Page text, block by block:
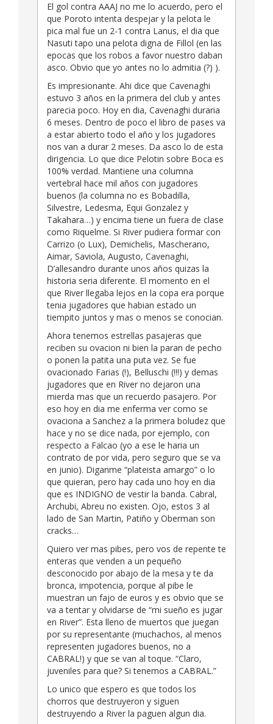
El gol contra AAAJ no me lo acuerdo, pero el
que Poroto intenta despejar y la pelota le
pica mal fue un 2-1 contra Lanus, el dia que
Nasuti tapo una pelota digna de Fillol (en las
epocas que los robos a favor nuestro daban
asco. Obvio que yo antes no lo admitia (?) ).
Es impresionante. Ahi dice que Cavenaghi
estuvo 3 años en la primera del club y antes
parecia poco. Hoy en dia, Cavenaghi duraria
6 meses. Dentro de poco el libro de pases va
a estar abierto todo el año y los jugadores
nos van a durar 2 meses. Da asco lo de esta
dirigencia. Lo que dice Pelotin sobre Boca es
100% verdad. Mantiene una columna
vertebral hace mil años con jugadores
buenos (la columna no es Bobadilla,
Silvestre, Ledesma, Equi Gonzalez y
Takahara…) y encima tiene un fuera de clase
como Riquelme. Si River pudiera formar con
Carrizo (o Lux), Demichelis, Mascherano,
Aimar, Saviola, Augusto, Cavenaghi,
D’allesandro durante unos años quizas la
historia seria diferente. El momento en el
que River llegaba lejos en la copa era porque
tenia jugadores que habian estado un
tiempito juntos y mas o menos se conocian.
Ahora tenemos estrellas pasajeras que
reciben su ovacion ni bien la paran de pecho
o ponen la patita una puta vez. Se fue
ovacionado Farias (!), Belluschi (!!!) y demas
jugadores que en River no dejaron una
mierda mas que un recuerdo pasajero. Por
eso hoy en dia me enferma ver como se
ovaciona a Sanchez a la primera boludez que
hace y no se dice nada, por ejemplo, con
respecto a Falcao (yo a ese le haria un
contrato de por vida, pero seguro que se va
en junio). Diganme “plateista amargo” o lo
que quieran, pero hay cada uno hoy en dia
que es INDIGNO de vestir la banda. Cabral,
Archubi, Abreu no existen. Ojo, estos 3 al
lado de San Martin, Patiño y Oberman son
cracks…
Quiero ver mas pibes, pero vos de repente te
enteras que venden a un pequeño
desconocido por abajo de la mesa y te da
bronca, impotencia, porque al pibe le
muestran un fajo de euros y es obvio que se
va a tentar y olvidarse de “mi sueño es jugar
en River”. Esta lleno de muertos que juegan
por su representante (muchachos, al menos
representen jugadores buenos, no a
CABRAL!) y que se van al toque. “Claro,
juveniles para que? Si tenemos a CABRAL.”
Lo unico que espero es que todos los
chorros que destruyeron y siguen
destruyendo a River la paguen algun dia.